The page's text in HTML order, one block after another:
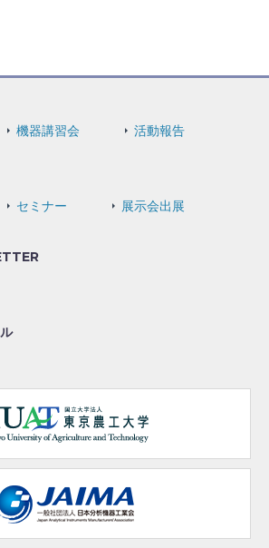
機器講習会 活動報告
セミナー 展示会出展